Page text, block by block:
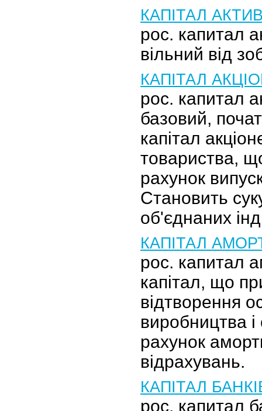
КАПІТАЛ
рос. капитал
вільний від
КАПІТАЛ
рос. капитал
базовий,
капітал
товариства,
рахунок
Становить
об'єднаних
КАПІТАЛ
рос. капитал
капітал, що
відтворення
виробництва
рахунок
відрахувань.
КАПІТАЛ
рос. капитал